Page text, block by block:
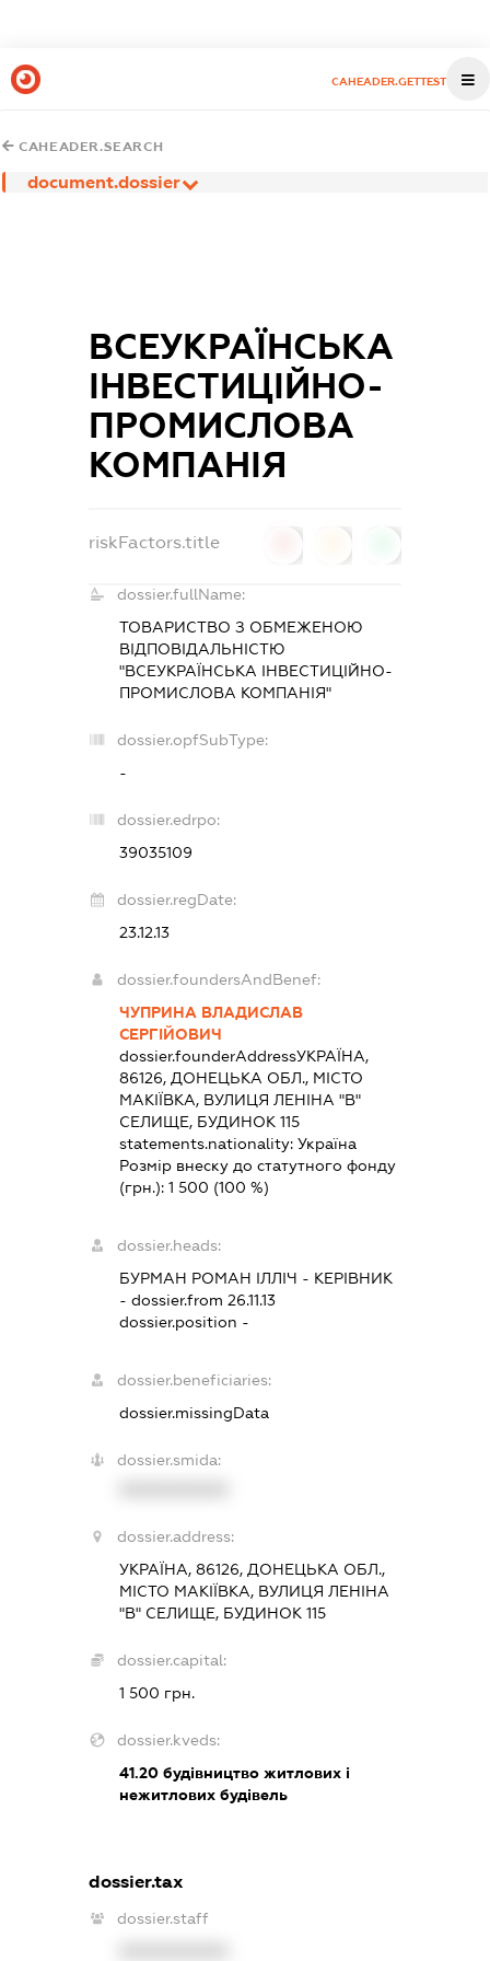
CAHEADER.GETTEST
CAHEADER.SEARCH
document.dossier
ВСЕУКРАЇНСЬКА
ІНВЕСТИЦІЙНО-
ПРОМИСЛОВА
КОМПАНІЯ
riskFactors.title
dossier.fullName:
ТОВАРИСТВО З ОБМЕЖЕНОЮ
ВІДПОВІДАЛЬНІСТЮ
"ВСЕУКРАЇНСЬКА ІНВЕСТИЦІЙНО-
ПРОМИСЛОВА КОМПАНІЯ"
dossier.opfSubType:
-
dossier.edrpo:
39035109
dossier.regDate:
23.12.13
dossier.foundersAndBenef:
ЧУПРИНА ВЛАДИСЛАВ
СЕРГІЙОВИЧ
dossier.founderAddressУКРАЇНА,
86126, ДОНЕЦЬКА ОБЛ., МІСТО
МАКІЇВКА, ВУЛИЦЯ ЛЕНІНА "В"
СЕЛИЩЕ, БУДИНОК 115
statements.nationality:Україна
Розмір внеску до статутного фонду
(грн.):1 500 (100 %)
dossier.heads:
БУРМАН РОМАН ІЛЛІЧ - КЕРІВНИК
- dossier.from 26.11.13
dossier.position -
dossier.beneficiaries:
dossier.missingData
dossier.smida:
dossier.address:
УКРАЇНА, 86126, ДОНЕЦЬКА ОБЛ.,
МІСТО МАКІЇВКА, ВУЛИЦЯ ЛЕНІНА
"В" СЕЛИЩЕ, БУДИНОК 115
dossier.capital:
1 500 грн.
dossier.kveds:
41.20 будівництво житлових і
нежитлових будівель
dossier.tax
dossier.staff